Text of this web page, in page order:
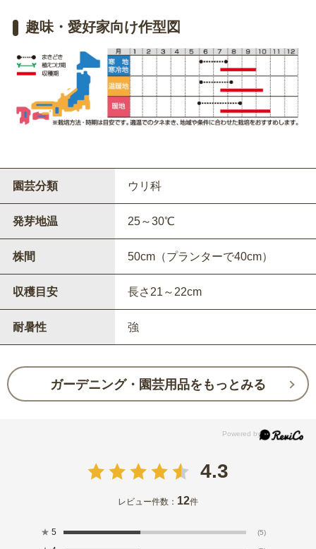
趣味・愛好家向け作型図
園芸分類 ウリ科
発芽地温 25～30℃
株間 50cm（プランターで40cm）
収穫目安 長さ21～22cm
耐暑性 強
ガーデニング・園芸用品をもっとみる
4.3
レビュー件数： 12件
★ 5 (5)